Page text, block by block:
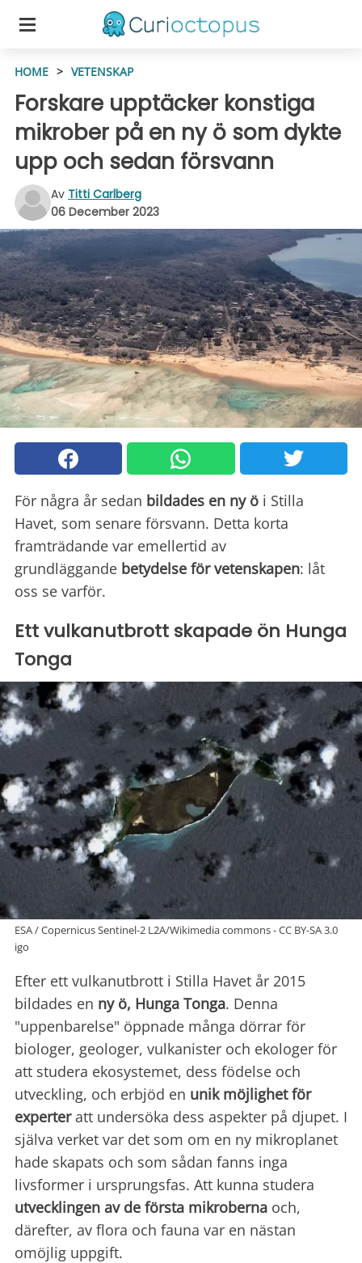
HOME > VETENSKAP
Forskare upptäcker konstiga
mikrober på en ny ö som dykte
upp och sedan försvann
Av Titti Carlberg
06 December 2023
För några år sedan bildades en ny ö i Stilla
Havet, som senare försvann. Detta korta
framträdande var emellertid av
grundläggande betydelse för vetenskapen: låt
oss se varför.
Ett vulkanutbrott skapade ön Hunga
Tonga
ESA / Copernicus Sentinel-2 L2A/Wikimedia commons - CC BY-SA 3.0
igo
Efter ett vulkanutbrott i Stilla Havet år 2015
bildades en ny ö, Hunga Tonga. Denna
"uppenbarelse" öppnade många dörrar för
biologer, geologer, vulkanister och ekologer för
att studera ekosystemet, dess födelse och
utveckling, och erbjöd en unik möjlighet för
experteratt undersöka dess aspekter på djupet. I
själva verket var det som om en ny mikroplanet
hade skapats och som sådan fanns inga
livsformer i ursprungsfas. Att kunna studera
utvecklingen av de första mikroberna och,
därefter, av flora och fauna var en nästan
omöjlig uppgift.